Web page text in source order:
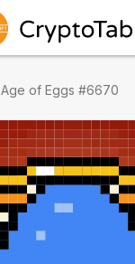
Age of Eggs #6670